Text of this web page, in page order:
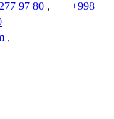
97 80 ,
+998
,